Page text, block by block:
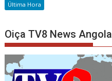
Última Hora
Oiça TV8 News Angola